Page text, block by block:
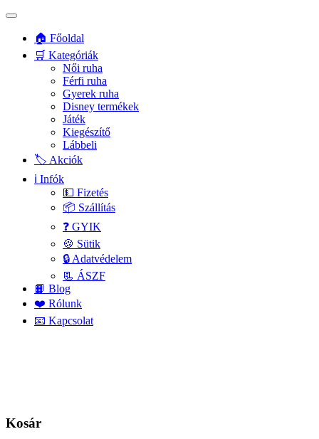
🏠 Főoldal
🛒 Kategóriák
Női ruha
Férfi ruha
Gyerek ruha
Disney termékek
Játék
Kiegészítő
Lábbeli
🏷️ Akciók
ℹ️ Infók
💵 Fizetés
📦 Szállítás
❓ GYIK
🍪 Sütik
🔒 Adatvédelem
📃 ÁSZF
📙 Blog
❤️ Rólunk
📧 Kapcsolat
Kosár